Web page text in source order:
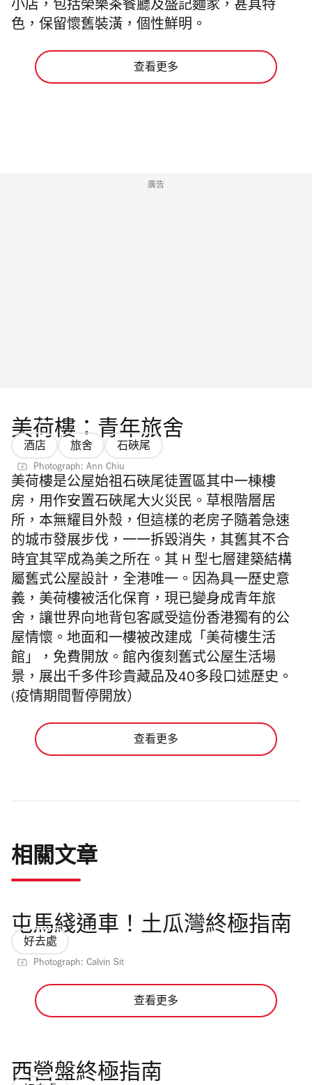
小店，包括榮樂茶餐廳及盛記麵家，甚具特
色，保留懷舊裝潢，個性鮮明。
查看更多
廣告
美荷樓：青年旅舍
酒店 旅舍 石硤尾
Photograph: Ann Chiu
美荷樓是公屋始祖石硤尾徒置區其中一棟樓
房，用作安置石硤尾大火災民。草根階層居
所，本無耀目外殼，但這樣的老房子隨着急速
的城市發展步伐，一一拆毀消失，其舊其不合
時宜其罕成為美之所在。其 H 型七層建築結構
屬舊式公屋設計，全港唯一。因為具一歷史意
義，美荷樓被活化保育，現已變身成青年旅
舍，讓世界向地背包客感受這份香港獨有的公
屋情懷。地面和一樓被改建成「美荷樓生活
館」，免費開放。館內復刻舊式公屋生活場
景，展出千多件珍貴藏品及40多段口述歷史。
(疫情期間暫停開放）
查看更多
相關文章
屯馬綫通車！土瓜灣終極指南
好去處
Photograph: Calvin Sit
查看更多
西營盤終極指南